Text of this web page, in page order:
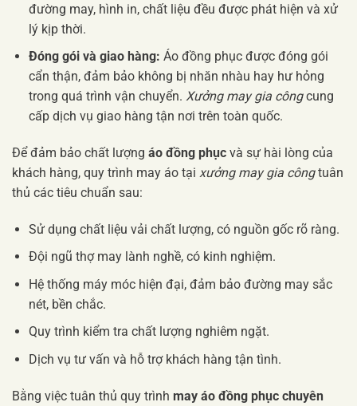
đường may, hình in, chất liệu đều được phát hiện và xử
lý kịp thời.
Đóng gói và giao hàng: Áo đồng phục được đóng gói
cẩn thận, đảm bảo không bị nhăn nhàu hay hư hỏng
trong quá trình vận chuyển. Xưởng may gia côngcung
cấp dịch vụ giao hàng tận nơi trên toàn quốc.
Để đảm bảo chất lượng áo đồng phục và sự hài lòng của
khách hàng, quy trình may áo tại xưởng may gia côngtuân
thủ các tiêu chuẩn sau:
Sử dụng chất liệu vải chất lượng, có nguồn gốc rõ ràng.
Đội ngũ thợ may lành nghề, có kinh nghiệm.
Hệ thống máy móc hiện đại, đảm bảo đường may sắc
nét, bền chắc.
Quy trình kiểm tra chất lượng nghiêm ngặt.
Dịch vụ tư vấn và hỗ trợ khách hàng tận tình.
Bằng việc tuân thủ quy trình may áo đồng phục chuyên